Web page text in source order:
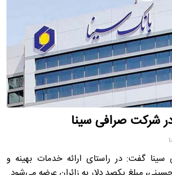
شرکت صرافی سینا
گفت: در راستای ارائه خدمات بهینه و